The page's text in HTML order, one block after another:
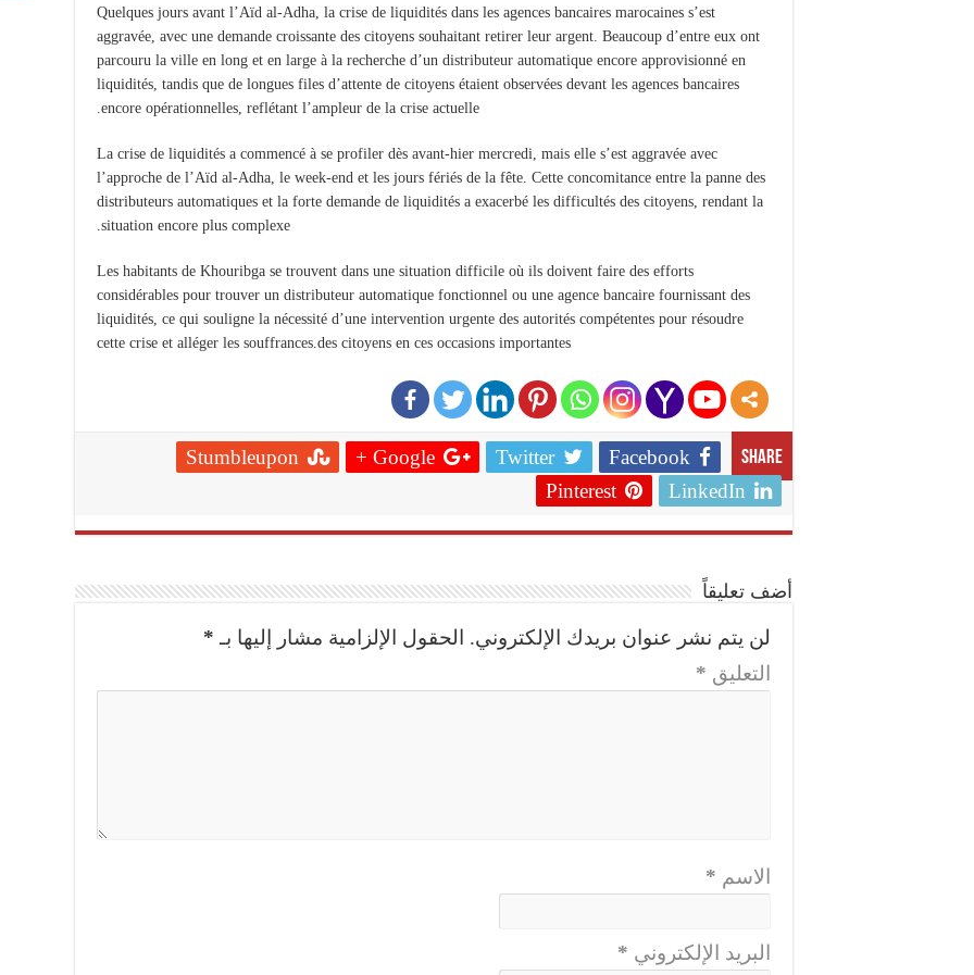
Quelques jours avant l’Aïd al-Adha, la crise de liquidités dans les agences bancaires marocaines s’est
aggravée, avec une demande croissante des citoyens souhaitant retirer leur argent. Beaucoup d’entre eux ont
parcouru la ville en long et en large à la recherche d’un distributeur automatique encore approvisionné en
liquidités, tandis que de longues files d’attente de citoyens étaient observées devant les agences bancaires
encore opérationnelles, reflétant l’ampleur de la crise actuelle.
La crise de liquidités a commencé à se profiler dès avant-hier mercredi, mais elle s’est aggravée avec
l’approche de l’Aïd al-Adha, le week-end et les jours fériés de la fête. Cette concomitance entre la panne des
distributeurs automatiques et la forte demande de liquidités a exacerbé les difficultés des citoyens, rendant la
situation encore plus complexe.
Les habitants de Khouribga se trouvent dans une situation difficile où ils doivent faire des efforts
considérables pour trouver un distributeur automatique fonctionnel ou une agence bancaire fournissant des
liquidités, ce qui souligne la nécessité d’une intervention urgente des autorités compétentes pour résoudre
cette crise et alléger les souffrances.des citoyens en ces occasions importantes
Share
Facebook
Twitter
Google +
Stumbleupon
LinkedIn
Pinterest
أضف تعليقاً
لن يتم نشر عنوان بريدك الإلكتروني. الحقول الإلزامية مشار إليها بـ *
التعليق *
الاسم *
البريد الإلكتروني *